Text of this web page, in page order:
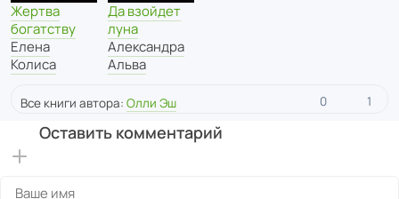
Жертва
богатству
Елена
Колиса
Да взойдет
луна
Александра
Альва
Все книги автора: Олли Эш 0 1
Оставить комментарий